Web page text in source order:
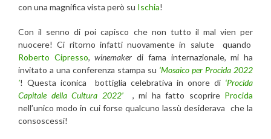
con una magnifica vista però su Ischia!
Con il senno di poi capisco che non tutto il mal vien per
nuocere! Ci ritorno infatti nuovamente in salute quando
Roberto Cipresso,winemaker di fama internazionale, mi ha
invitato a una conferenza stampa su ‘Mosaico per Procida 2022
’! Questa iconica bottiglia celebrativa in onore di ‘Procida
Capitale della Cultura 2022’, mi ha fatto scoprire Procida
nell’unico modo in cui forse qualcuno lassù desiderava che la
consoscessi!